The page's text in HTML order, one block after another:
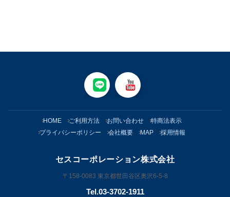
HOME ご利用方法 お問い合わせ
特商法表示
プライバシーポリシー
会社概要 MAP 採用情報
セスコーポレーション株式会社
〒158-0083 東京都世田谷区奥沢6-5-8
Tel.03-3702-1911